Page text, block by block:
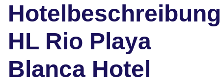
HL Rio Playa
Blanca Hotel